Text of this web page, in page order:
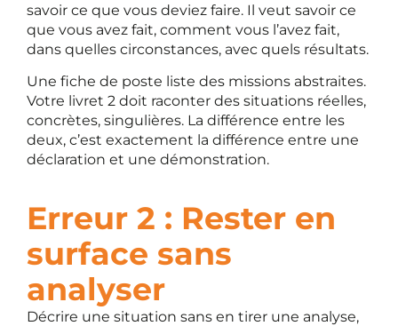
savoir ce que vous deviez faire. Il veut savoir ce
que vous avez fait, comment vous l’avez fait,
dans quelles circonstances, avec quels résultats.
Une fiche de poste liste des missions abstraites.
Votre livret 2 doit raconter des situations réelles,
concrètes, singulières. La différence entre les
deux, c’est exactement la différence entre une
déclaration et une démonstration.
Erreur 2 : Rester en
surface sans
analyser
Décrire une situation sans en tirer une analyse,